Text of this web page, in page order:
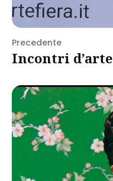
Precedente
Incontri d’arte